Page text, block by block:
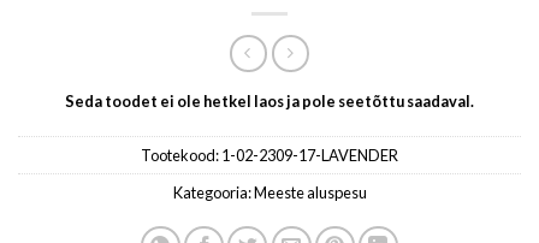
Seda toodet ei ole hetkel laos ja pole seetõttu saadaval.
Tootekood:1-02-2309-17-LAVENDER
Kategooria:Meeste aluspesu